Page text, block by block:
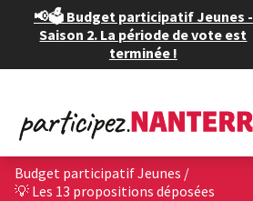
📢🗳️ Budget participatif Jeunes -
Saison 2. La période de vote est
terminée !
Budget participatif Jeunes /
💡 Les 13 propositions déposées